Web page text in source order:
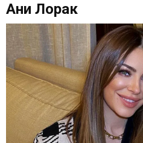
Ани Лорак